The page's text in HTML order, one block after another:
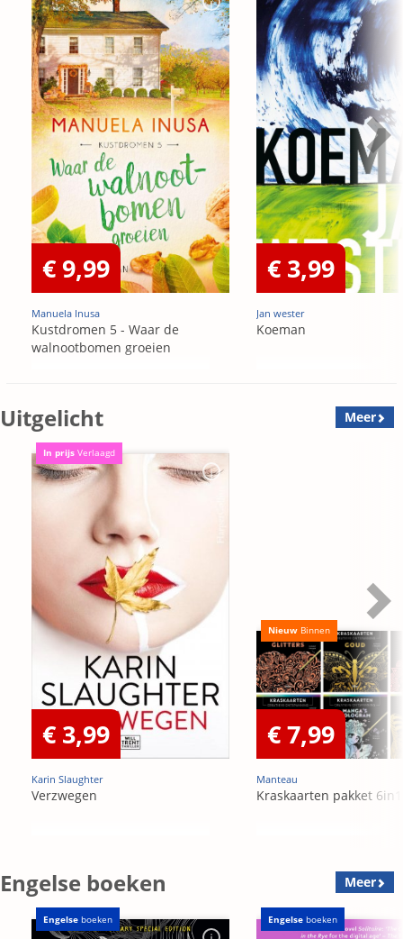
€ 9,99
Manuela Inusa
Kustdromen 5 - Waar de
walnootbomen groeien
€ 3,99
Jan wester
Koeman
Uitgelicht Meer
In prijs Verlaagd
€ 3,99
Karin Slaughter
Verzwegen
Nieuw Binnen
€ 7,99
Manteau
Kraskaarten pakket 6in1
Engelse boeken Meer
Engelse boeken Engelse boeken